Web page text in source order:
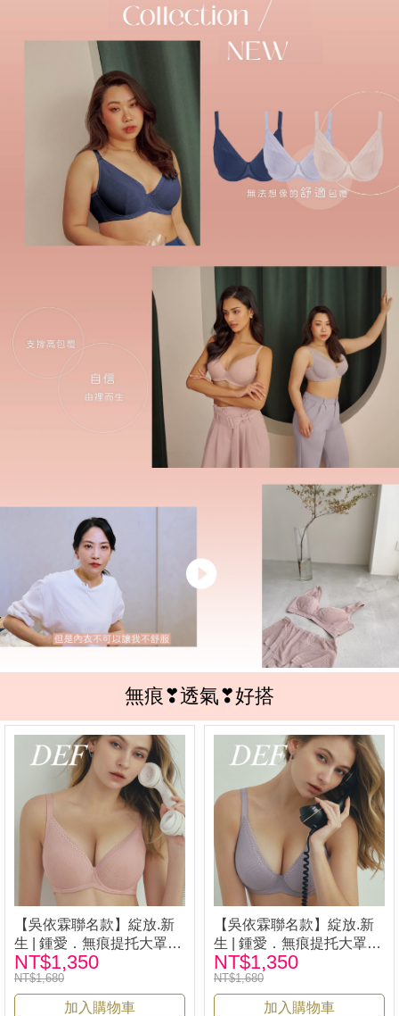
無痕❣透氣❣好搭
【吳依霖聯名款】綻放.新
生 | 鍾愛．無痕提托大罩杯
內衣 -粉| iLina 璦琳娜內衣
33528
NT$1,350
NT$1,680
加入購物車
【吳依霖聯名款】綻放.新
生 | 鍾愛．無痕提托大罩杯
內衣 -紫| iLina 璦琳娜內衣
33528
NT$1,350
NT$1,680
加入購物車